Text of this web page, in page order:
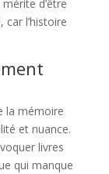
d’être
l’histoire
la mémoire
et nuance.
livres
qui manque